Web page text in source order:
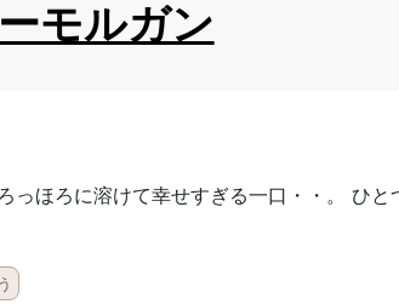
モルガン
っほろに溶けて幸せすぎる一口・・。 ひと